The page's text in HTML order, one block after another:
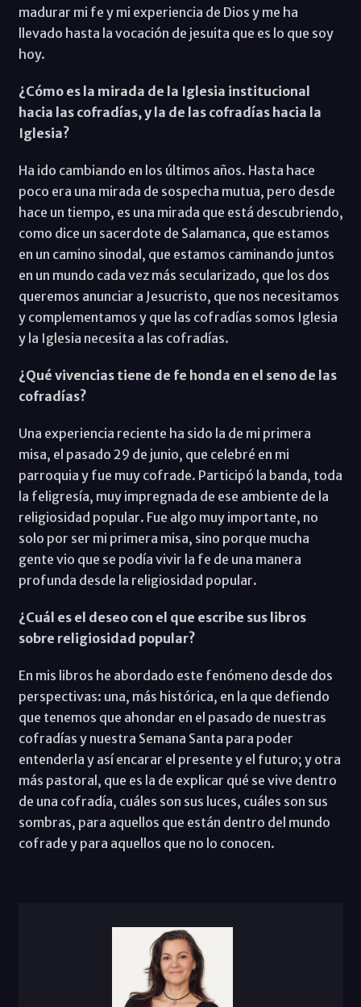
madurar mi fe y mi experiencia de Dios y me ha
llevado hasta la vocación de jesuita que es lo que soy
hoy.
¿Cómo es la mirada de la Iglesia institucional
hacia las cofradías, y la de las cofradías hacia la
Iglesia?
Ha ido cambiando en los últimos años. Hasta hace
poco era una mirada de sospecha mutua, pero desde
hace un tiempo, es una mirada que está descubriendo,
como dice un sacerdote de Salamanca, que estamos
en un camino sinodal, que estamos caminando juntos
en un mundo cada vez más secularizado, que los dos
queremos anunciar a Jesucristo, que nos necesitamos
y complementamos y que las cofradías somos Iglesia
y la Iglesia necesita a las cofradías.
¿Qué vivencias tiene de fe honda en el seno de las
cofradías?
Una experiencia reciente ha sido la de mi primera
misa, el pasado 29 de junio, que celebré en mi
parroquia y fue muy cofrade. Participó la banda, toda
la feligresía, muy impregnada de ese ambiente de la
religiosidad popular. Fue algo muy importante, no
solo por ser mi primera misa, sino porque mucha
gente vio que se podía vivir la fe de una manera
profunda desde la religiosidad popular.
¿Cuál es el deseo con el que escribe sus libros
sobre religiosidad popular?
En mis libros he abordado este fenómeno desde dos
perspectivas: una, más histórica, en la que defiendo
que tenemos que ahondar en el pasado de nuestras
cofradías y nuestra Semana Santa para poder
entenderla y así encarar el presente y el futuro; y otra
más pastoral, que es la de explicar qué se vive dentro
de una cofradía, cuáles son sus luces, cuáles son sus
sombras, para aquellos que están dentro del mundo
cofrade y para aquellos que no lo conocen.